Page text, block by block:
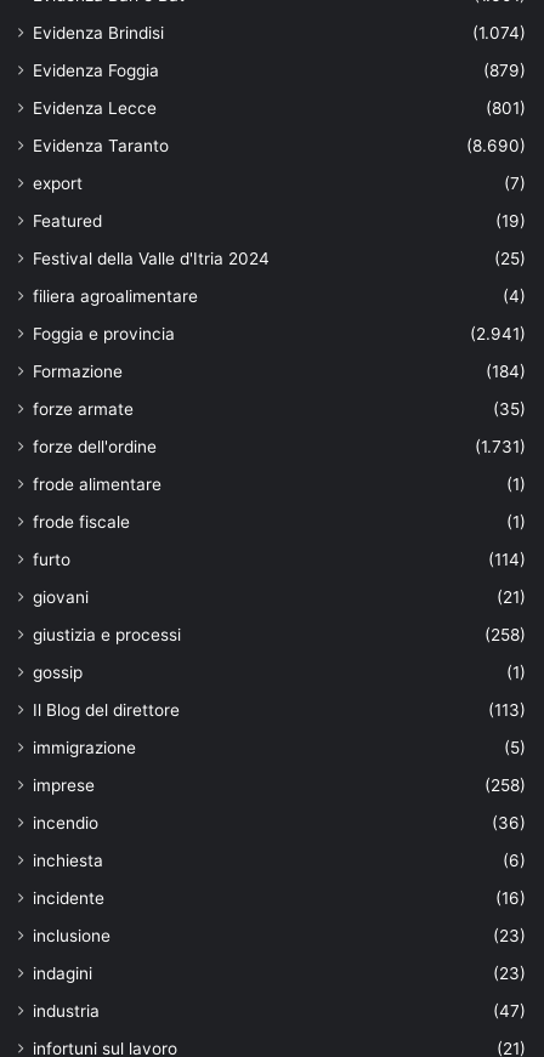
Evidenza Brindisi
(1.074)
Evidenza Foggia
(879)
Evidenza Lecce
(801)
Evidenza Taranto
(8.690)
export
(7)
Featured
(19)
Festival della Valle d'Itria 2024
(25)
filiera agroalimentare
(4)
Foggia e provincia
(2.941)
Formazione
(184)
forze armate
(35)
forze dell'ordine
(1.731)
frode alimentare
(1)
frode fiscale
(1)
furto
(114)
giovani
(21)
giustizia e processi
(258)
gossip
(1)
Il Blog del direttore
(113)
immigrazione
(5)
imprese
(258)
incendio
(36)
inchiesta
(6)
incidente
(16)
inclusione
(23)
indagini
(23)
industria
(47)
infortuni sul lavoro
(21)